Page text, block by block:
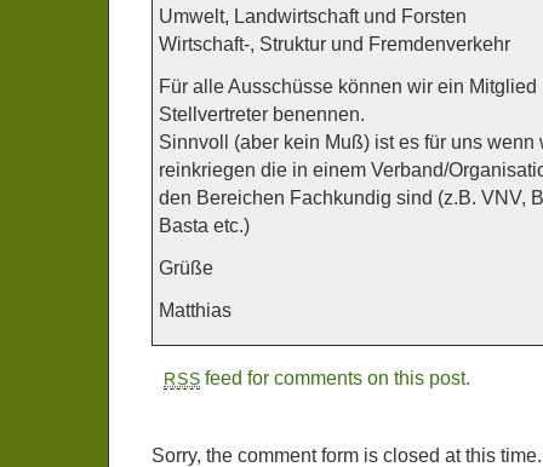
Umwelt, Landwirtschaft und Forsten
Wirtschaft-, Struktur und Fremdenverkehr
Für alle Ausschüsse können wir ein Mitglied
Stellvertreter benennen.
Sinnvoll (aber kein Muß) ist es für uns wenn
reinkriegen die in einem Verband/
den Bereichen Fachkundig sind (z.B. VNV,
Basta etc.)
Grüße
Matthias
RSS feed for comments on this post.
Sorry, the comment form is closed at this time.